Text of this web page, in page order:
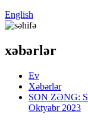
English
xəbərlər
Ev
Xəbərlər
SON ZƏNG:
Oktyabr 2023